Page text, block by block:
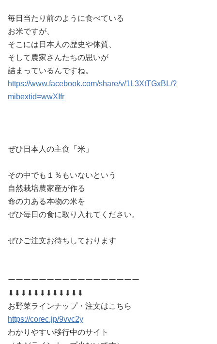
毎日当たり前のように食べている
お米ですが、
そこには日本人の歴史や体質、
そして農家さんたちの思いが
詰まっているんですね。
https://www.facebook.com/share/v/1L3XtTGxBL/?
mibextid=wwXIfr
ぜひ日本人の主食「米」
その中でも１％もいないという
自然栽培農家産が作る
命の力ある本物の米を
ぜひ毎日の食に取り入れてください。
ぜひご注文お待ちしております
ーーーーーーーーーーーーーーーーー
⬇︎⬇︎⬇︎⬇︎⬇︎⬇︎⬇︎⬇︎⬇︎⬇︎⬇︎⬇︎
お野菜ラインナップ・注文はこちら
https://corec.jp/9vvc2y
わかりやすい移行中のサイト